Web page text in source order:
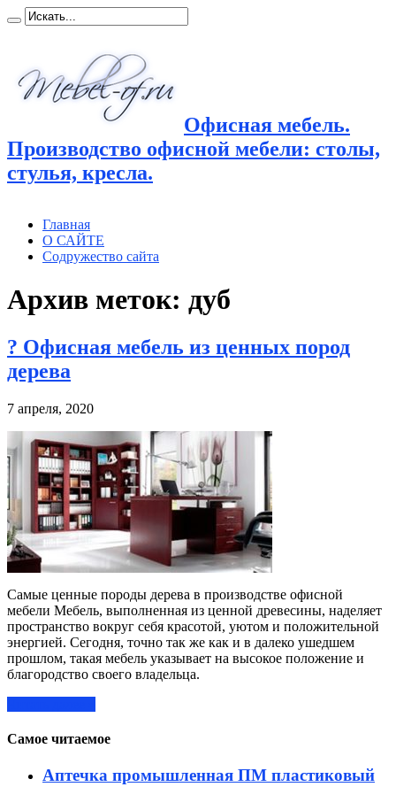
Офисная мебель.
Производство офисной мебели: столы,
стулья, кресла.
Главная
О САЙТЕ
Содружество сайта
Архив меток: дуб
? Офисная мебель из ценных пород
дерева
7 апреля, 2020
Самые ценные породы дерева в производстве офисной
мебели Мебель, выполненная из ценной древесины, наделяет
пространство вокруг себя красотой, уютом и положительной
энергией. Сегодня, точно так же как и в далеко ушедшем
прошлом, такая мебель указывает на высокое положение и
благородство своего владельца.
Самое читаемое
Аптечка промышленная ПМ пластиковый